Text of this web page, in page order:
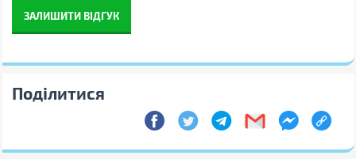
ЗАЛИШИТИ ВІДГУК
Поділитися